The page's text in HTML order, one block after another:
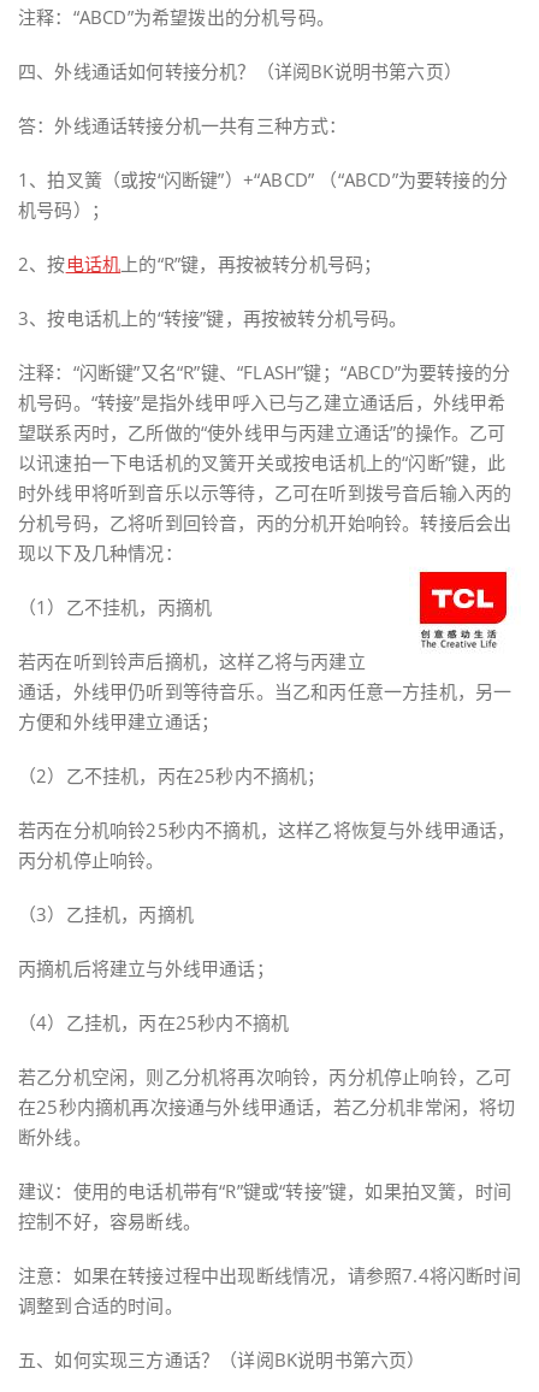
注释：“ABCD”为希望拨出的分机号码。
四、外线通话如何转接分机？（详阅BK说明书第六页）
答：外线通话转接分机一共有三种方式：
1、拍叉簧（或按“闪断键”）+“ABCD” （“ABCD”为要转接的分
机号码）；
2、按电话机 上的“R”键，再按被转分机号码；
3、按电话机上的“转接”键，再按被转分机号码。
注释：“闪断键”又名“R”键、“FLASH”键；“ABCD”为要转接的分
机号码。“转接”是指外线甲呼入已与乙建立通话后，外线甲希
望联系丙时，乙所做的“使外线甲与丙建立通话”的操作。乙可
以讯速拍一下电话机的叉簧开关或按电话机上的“闪断”键，此
时外线甲将听到音乐以示等待，乙可在听到拨号音后输入丙的
分机号码，乙将听到回铃音，丙的分机开始响铃。转接后会出
现以下及几种情况：
（1）乙不挂机，丙摘机
若丙在听到铃声后摘机，这样乙将与丙建立
通话，外线甲仍听到等待音乐。当乙和丙任意一方挂机，另一
方便和外线甲建立通话；
（2）乙不挂机，丙在25秒内不摘机；
若丙在分机响铃25秒内不摘机，这样乙将恢复与外线甲通话，
丙分机停止响铃。
（3）乙挂机，丙摘机
丙摘机后将建立与外线甲通话；
（4）乙挂机，丙在25秒内不摘机
若乙分机空闲，则乙分机将再次响铃，丙分机停止响铃，乙可
在25秒内摘机再次接通与外线甲通话，若乙分机非常闲，将切
断外线。
建议：使用的电话机带有“R”键或“转接”键，如果拍叉簧，时间
控制不好，容易断线。
注意：如果在转接过程中出现断线情况，请参照7.4将闪断时间
调整到合适的时间。
五、如何实现三方通话？（详阅BK说明书第六页）